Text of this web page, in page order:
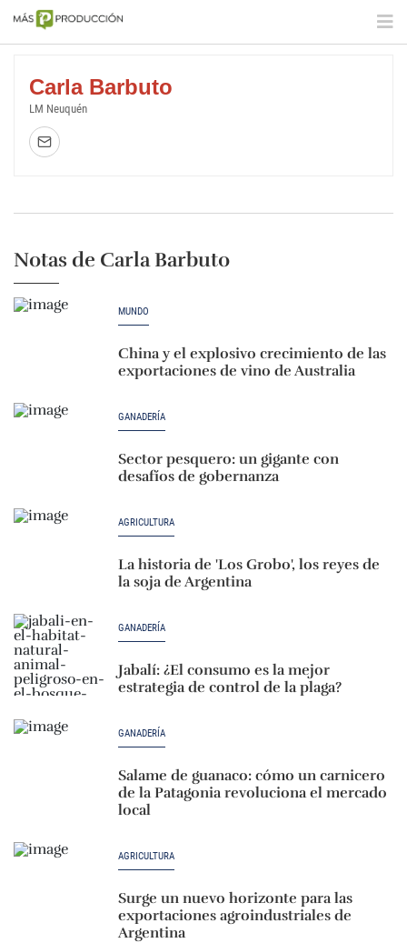
Carla Barbuto
LM Neuquén
Notas de Carla Barbuto
MUNDO
China y el explosivo crecimiento de las
exportaciones de vino de Australia
GANADERÍA
Sector pesquero: un gigante con
desafíos de gobernanza
AGRICULTURA
La historia de 'Los Grobo', los reyes de
la soja de Argentina
GANADERÍA
Jabalí: ¿El consumo es la mejor
estrategia de control de la plaga?
GANADERÍA
Salame de guanaco: cómo un carnicero
de la Patagonia revoluciona el mercado
local
AGRICULTURA
Surge un nuevo horizonte para las
exportaciones agroindustriales de
Argentina